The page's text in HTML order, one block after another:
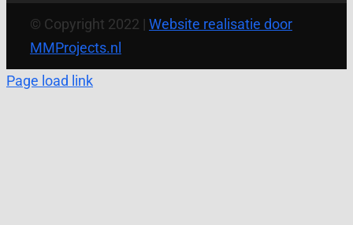
© Copyright 2022 | Website realisatie door
MMProjects.nl
Page load link